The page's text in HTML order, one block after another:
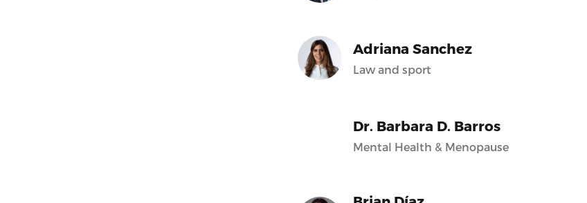
Adriana Sanchez
Law and sport
Dr. Barbara D. Barros
Mental Health & Menopause